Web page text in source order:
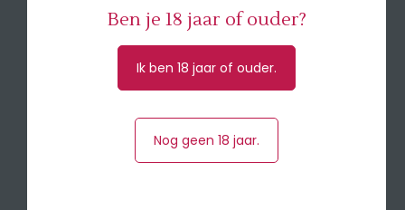
tussen 8 à 10°
Druivensoort
Ugni Blanc
Charente (Frankrijk)
75 cl
Ben je 18 jaar of ouder?
Ik ben 18 jaar of ouder.
Nog geen 18 jaar.